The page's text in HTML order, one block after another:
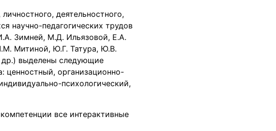
деятельностного,
научно-педагогических трудов
Зимней, М.Д. Ильязовой, Е.А.
Митиной, Ю.Г. Татура, Ю.В.
выделены следующие
ценностный, организационно-
психологический,
все интерактивные